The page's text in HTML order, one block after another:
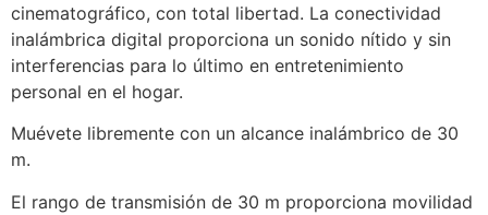
cinematográfico, con total libertad. La conectividad
inalámbrica digital proporciona un sonido nítido y sin
interferencias para lo último en entretenimiento
personal en el hogar.
Muévete libremente con un alcance inalámbrico de 30
m.
El rango de transmisión de 30 m proporciona movilidad